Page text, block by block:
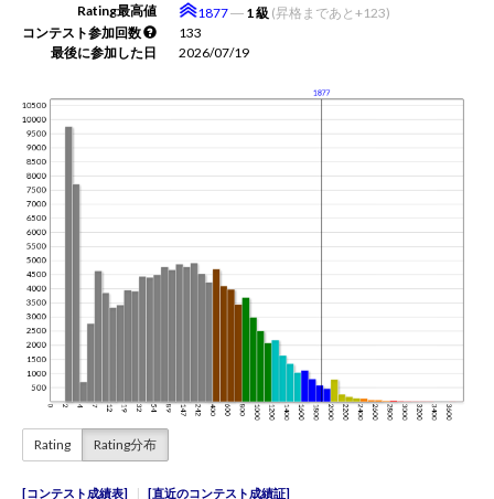
Rating最高値
1877― 1 級 (昇格まであと+123)
コンテスト参加回数
133
最後に参加した日
2026/07/19
Rating Rating分布
コンテスト成績表 直近のコンテスト成績証